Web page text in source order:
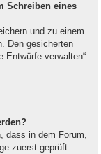
Schreiben eines
und zu einem
Den gesicherten
Entwürfe verwalten“
dass in dem Forum,
zuerst geprüft